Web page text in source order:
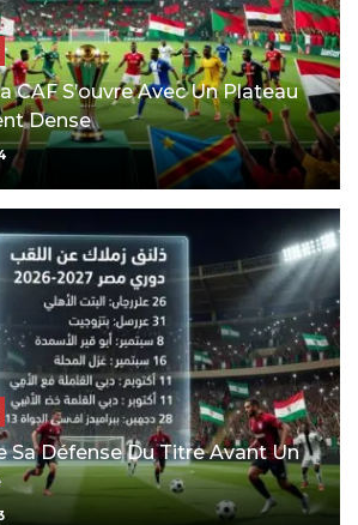
CAF S’ouvre Avec Un Plateau
Dense
Sa Défense Du Titre Avant Un